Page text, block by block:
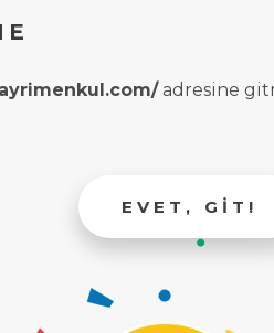
adresine
EVET, GIT!